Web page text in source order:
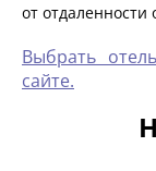
от отдаленности
Выбрать
сайте.